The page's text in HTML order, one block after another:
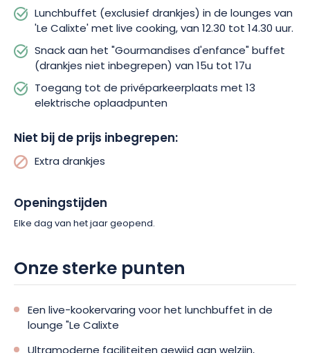
die je kent te trakteren op een uitzonderlijk dagje uit.
Reserveer vandaag nog en kom tot rust ver van de drukte van
alledag! De Spa de La Cheneaudière belooft je een
onvergetelijke ervaring.
Lunchbuffet (exclusief drankjes) in de lounges van
'Le Calixte' met live cooking, van 12.30 tot 14.30 uur.
Snack aan het "Gourmandises d'enfance" buffet
(drankjes niet inbegrepen) van 15u tot 17u
Toegang tot de privéparkeerplaats met 13
elektrische oplaadpunten
Niet bij de prijs inbegrepen:
Extra drankjes
Openingstijden
Elke dag van het jaar geopend.
Onze sterke punten
Een live-kookervaring voor het lunchbuffet in de
lounge "Le Calixte